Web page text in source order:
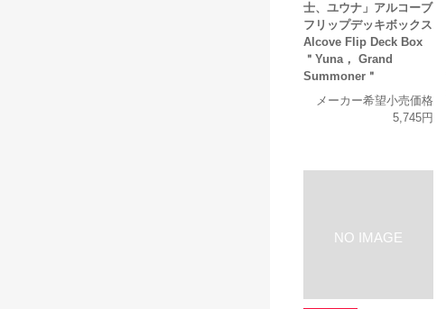
士、ユウナ」アルコーブ
フリップデッキボックス
Alcove Flip Deck Box
＂Yuna， Grand
Summoner＂
メーカー希望小売価格
5,745円